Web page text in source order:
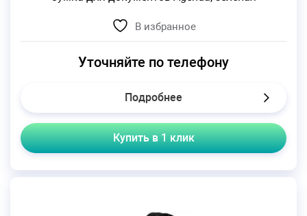
В избранное
Уточняйте по телефону
Подробнее
Купить в 1 клик